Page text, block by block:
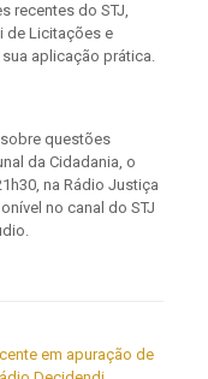
recentes do STJ,
de Licitações e
aplicação prática.
questões
da Cidadania, o
na Rádio Justiça
no canal do STJ
em apuração de